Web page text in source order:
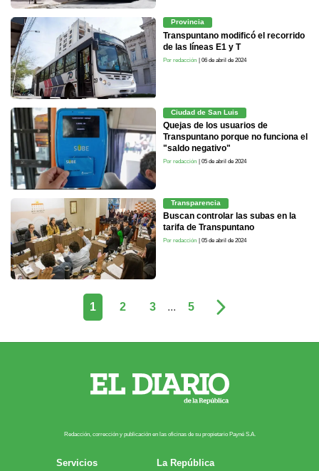
Provincia
Transpuntano modificó el recorrido
de las líneas E1 y T
Por redacción | 06 de abril de 2024
Ciudad de San Luis
Quejas de los usuarios de
Transpuntano porque no funciona el
"saldo negativo"
Por redacción | 05 de abril de 2024
Transparencia
Buscan controlar las subas en la
tarifa de Transpuntano
Por redacción | 05 de abril de 2024
1 2 3 ... 5
Redacción, corrección y publicación en las oficinas de su propietario Payn​é S.A.
Servicios
La República